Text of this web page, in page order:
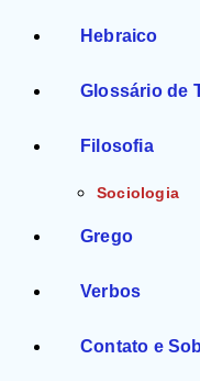
Hebraico
Glossário de
Filosofia
Sociologia
Grego
Verbos
Contato e